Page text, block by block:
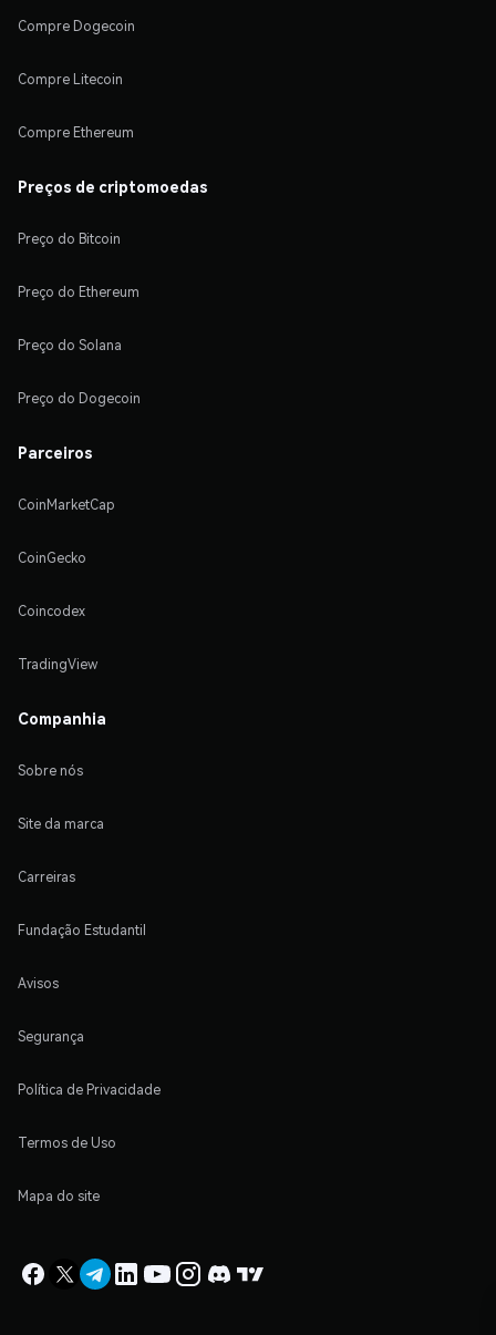
Compre Dogecoin
Compre Litecoin
Compre Ethereum
Preços de criptomoedas
Preço do Bitcoin
Preço do Ethereum
Preço do Solana
Preço do Dogecoin
Parceiros
CoinMarketCap
CoinGecko
Coincodex
TradingView
Companhia
Sobre nós
Site da marca
Carreiras
Fundação Estudantil
Avisos
Segurança
Política de Privacidade
Termos de Uso
Mapa do site